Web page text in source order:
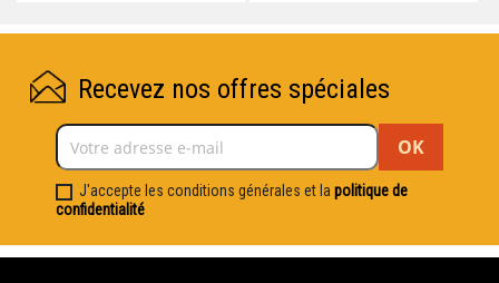
Recevez nos offres spéciales
J'accepte les conditions générales et la politique de
confidentialité